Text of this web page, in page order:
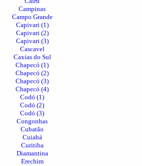
Campinas
Campo Grande
Capivari (1)
Capivari (2)
Capivari (3)
Cascavel
Caxias do Sul
Chapecó (1)
Chapecó (2)
Chapecó (3)
Chapecó (4)
Codó (1)
Codó (2)
Codó (3)
Congonhas
Cubatão
Cuiabá
Curitiba
Diamantina
Erechim